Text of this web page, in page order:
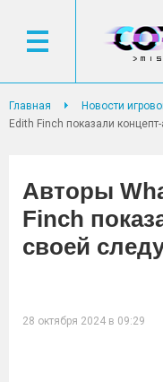
Главная Новости
Edith Finch показали
Авторы
Finch
своей
28 октября 2024 в 09:29